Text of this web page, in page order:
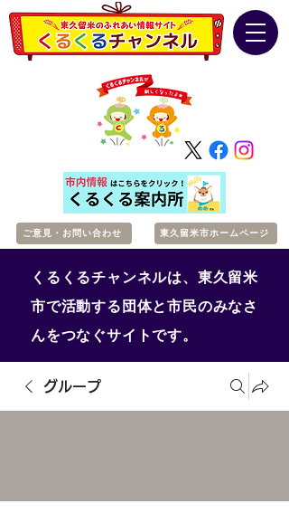
ご意見・お問い合わせ 東久留米市ホームページ
くるくるチャンネルは、東久留米
市で活動する団体と市民のみなさ
んをつなぐサイトです。
グループ